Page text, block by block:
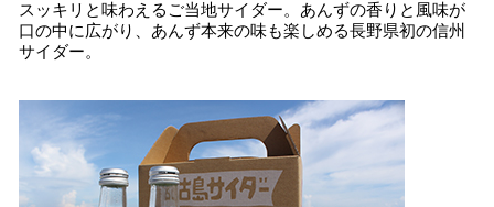
スッキリと味わえるご当地サイダー。あんずの香りと風味が
口の中に広がり、あんず本来の味も楽しめる長野県初の信州
サイダー。